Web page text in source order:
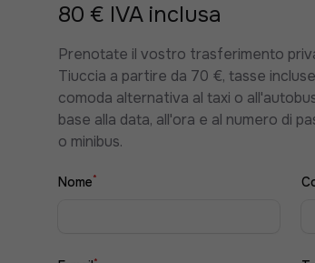
80 € IVA inclusa
Prenotate il vostro trasferimento
Tiuccia a partire da 70 €, tasse
comoda alternativa al taxi o
base alla data, all'ora e al numero di
o minibus.
Nome*